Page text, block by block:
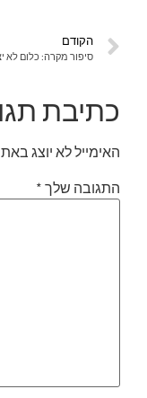
הקודם
סיפור מקרה: כלום לא
כתיבת
האימייל לא יוצג
התגובה שלך*